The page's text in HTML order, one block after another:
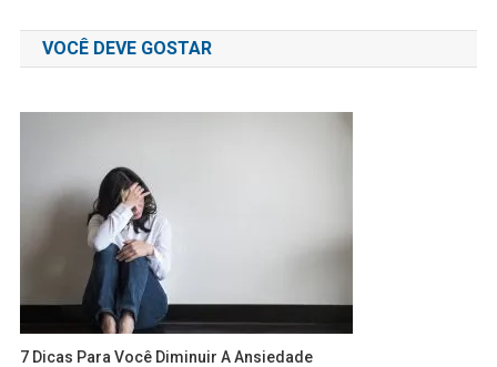
de
Post
VOCÊ DEVE GOSTAR
7 Dicas Para Você Diminuir A Ansiedade